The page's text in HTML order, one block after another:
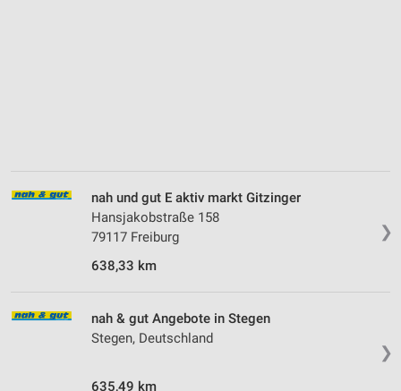
❯
nah und gut E aktiv markt Gitzinger
Hansjakobstraße 158
79117 Freiburg
638,33 km
❯
nah & gut Angebote in Stegen
Stegen, Deutschland
635,49 km